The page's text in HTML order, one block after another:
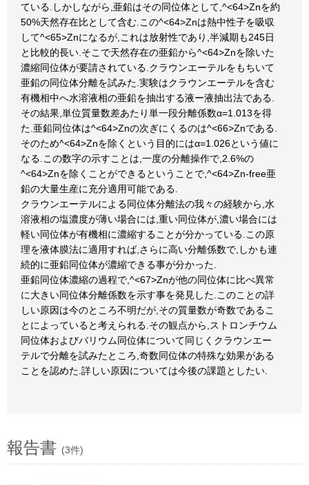
ている.しかしながら,亜鉛はその同位体として,^<64>Znを約
50%天然存在比として含む.この^<64>Znは熱中性子を吸収
して^<65>Znになるが,これは放射性であり,半減期も245日
と比較的長い.そこで天然存在の亜鉛から^<64>Znを除いた
濃縮同位体が要請されている.クラウンエーテルをもちいて
亜鉛の同位体分離を試みた.実験はクラウンエーテルを含む
有機相中へ水溶液相の亜鉛を抽出する液ー液抽出法である.
その結果,単位質量数差あたり単一段分離係数α=1.013を得
た.亜鉛同位体は^<64>Znの次ぎにくるのは^<66>Znである.
そのため^<64>Znを除くという目的にはα=1.026という値に
なる.この数字の示すことは,一度の分離操作で,2.6%の
^<64>Znを除くことができるということで,^<64>Zn-free亜
鉛の大量生産に充分適用可能である.
クラウンエーテルによる同位体分離法の我々の経験から,水
溶液相の塩濃度が薄い場合には,重い同位体が,濃い場合には
軽い同位体が有機相に濃縮することが分かっている.この原
理を液体膜法に適用すれば,さらに高い分離係数で,しかも連
続的に亜鉛同位体が濃縮できる事が分かった.
亜鉛同位体濃縮の過程で,^<67>Znが他の同位体に比べ異常
に大きい同位体分離係数を示す事を発見した.このことの詳
しい原因は今のところ不明だが,その質量数が奇数であるこ
とによっていると考えられる.その観点から,ストロンチウム
同位体およびバリウム同位体について同じくクラウンエー
テルで分離を試みたところ,奇数同位体の特殊な効果がある
ことを認めた.詳しい原因については今後の課題としたい.
報告書 (3件)